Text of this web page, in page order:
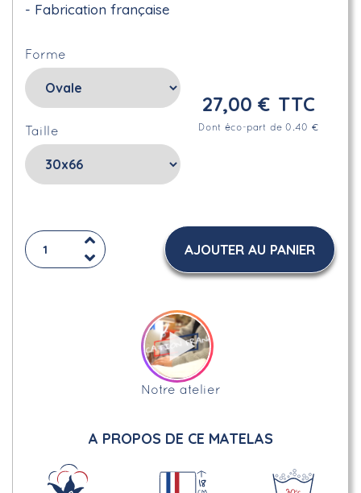
Fabrication française
Forme
Taille
27,00 € TTC
Dont éco-part de 0.40 €
AJOUTER AU PANIER
Notre atelier
A PROPOS DE CE MATELAS